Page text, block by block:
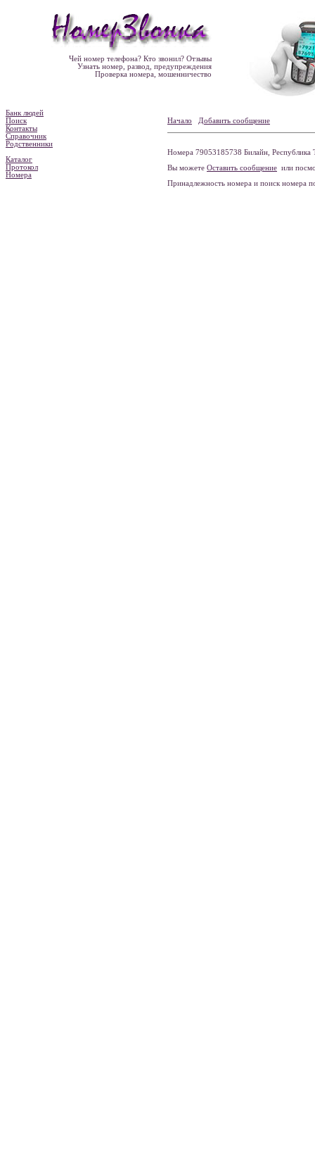
Чей номер телефона? Кто звонил? Отзывы
Узнать номер, развод, предупреждения
Проверка номера, мошенничество
Банк людей
Поиск
Контакты
Справочник
Родственники
Каталог
Протокол
Номера
Начало Добавить сообщение
Номера 79053185738 Билайн, Республика
Вы можете Оставить сообщение или
Принадлежность номера и поиск номера